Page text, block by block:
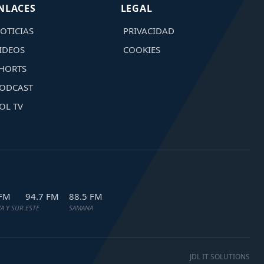
TV
LEGAL
PRIVACIDAD
COOKIES
Y SUR
94.7 FM
ESTE
88.5 FM
SAMANA
JDL IT SOLUTIONS